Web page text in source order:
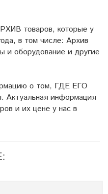
товаров, которые у
в том числе: Архив
и оборудование и другие
о том, ГДЕ ЕГО
информация
и их цене у нас в